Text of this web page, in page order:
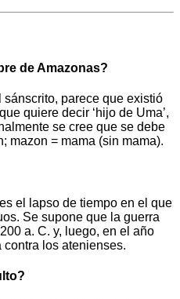
de Amazonas?
parece que existió
quiere decir ‘hijo de Uma’,
se cree que se debe
mazon = mama (sin mama).
el lapso de tiempo en el que
Se supone que la guerra
a. C. y, luego, en el año
los atenienses.